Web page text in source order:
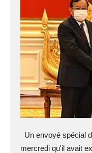
Un envoyé spécial
mercredi qu'il avait